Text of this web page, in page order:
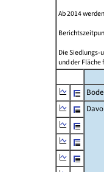
Ab 2014
Die Siedlungs-
und der Fläche